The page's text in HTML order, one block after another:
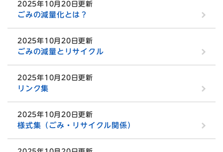
2025年10月20日更新
ごみの減量化とは？
2025年10月20日更新
ごみの減量とリサイクル
2025年10月20日更新
リンク集
2025年10月20日更新
様式集（ごみ・リサイクル関係）